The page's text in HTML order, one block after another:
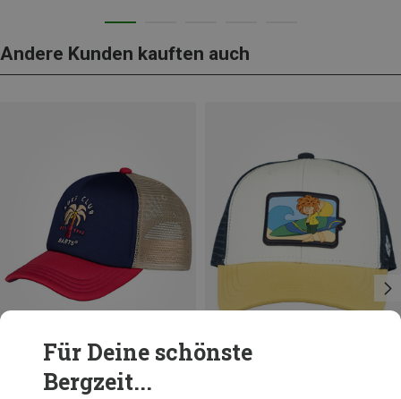
Andere Kunden kauften auch
Du sparst 37%
Für Deine schönste
Bergzeit...